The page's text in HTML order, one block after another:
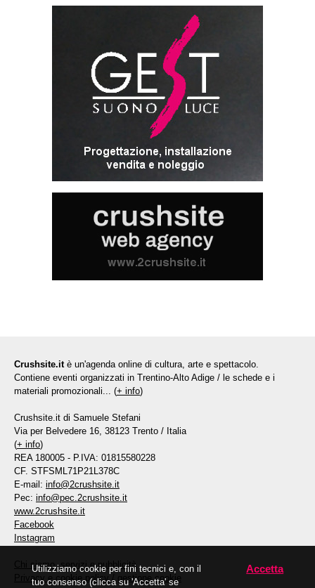
Crushsite.it è un'agenda online di cultura, arte e spettacolo.
Contiene eventi organizzati in Trentino-Alto Adige / le schede e i
materiali promozionali... (+ info)
Crushsite.it di Samuele Stefani
Via per Belvedere 16, 38123 Trento / Italia
(+ info)
REA 180005 - P.IVA: 01815580228
CF. STFSML71P21L378C
E-mail: info@2crushsite.it
Pec: info@pec.2crushsite.it
www.2crushsite.it
Facebook
Instagram
Chi siamo, servizi e pubblicità
Privacy e cookie policy/ gestione cookie
Utilizziamo cookie per fini tecnici e, con il
tuo consenso (clicca su 'Accetta' se
Accetta